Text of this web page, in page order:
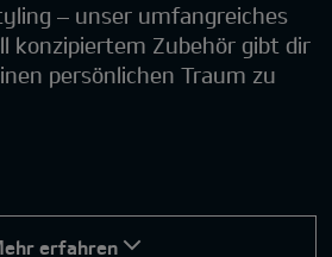
– unser umfangreiches
konzipiertem Zubehör gibt dir
persönlichen Traum zu
erfahren